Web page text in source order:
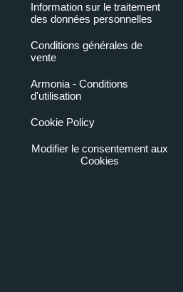
Information sur le traitement
des données personnelles
Conditions générales de
vente
Armonia - Conditions
d'utilisation
Cookie Policy
Modifier le consentement aux
Cookies